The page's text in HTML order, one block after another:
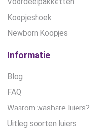
Koopjeshoek
Newborn Koopjes
Informatie
Blog
FAQ
Waarom wasbare luiers?
Uitleg soorten luiers